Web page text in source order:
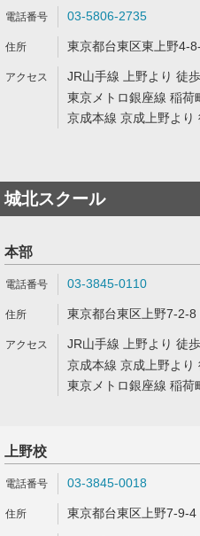
03-5806-2735
東京都台東区東上野4-
JR山手線 上野より 徒
東京メトロ銀座線 稲荷
京成本線 京成上野より
城北スクール
本部
03-3845-0110
東京都台東区上野7-2-8
JR山手線 上野より 徒
京成本線 京成上野より
東京メトロ銀座線 稲荷
上野校
03-3845-0018
東京都台東区上野7-9-4